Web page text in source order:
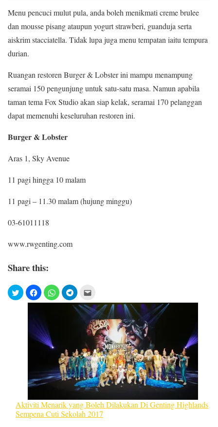
Menu pencuci mulut pula, anda boleh menikmati creme brulee
dan mousse pisang ataupun yogurt strawberi, guanduja serta
aiskrim stacciatella. Tidak lupa juga menu tempatan iaitu tempura
durian.
Ruangan restoren Burger & Lobster ini mampu menampung
seramai 150 pengunjung untuk satu-satu masa. Namun apabila
taman tema Fox Studio akan siap kelak, seramai 170 pelanggan
dapat memenuhi keseluruhan restoren ini.
Burger & Lobster
Aras 1, Sky Avenue
11 pagi hingga 10 malam
11 pagi – 11.30 malam (hujung minggu)
03-61011118
www.rwgenting.com
Share this:
Aktiviti Menarik yang Boleh Dilakukan Di Genting Highlands
Sempena Cuti Sekolah 2017